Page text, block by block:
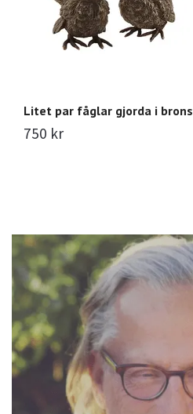
Litet par fåglar gjorda i brons
750 kr